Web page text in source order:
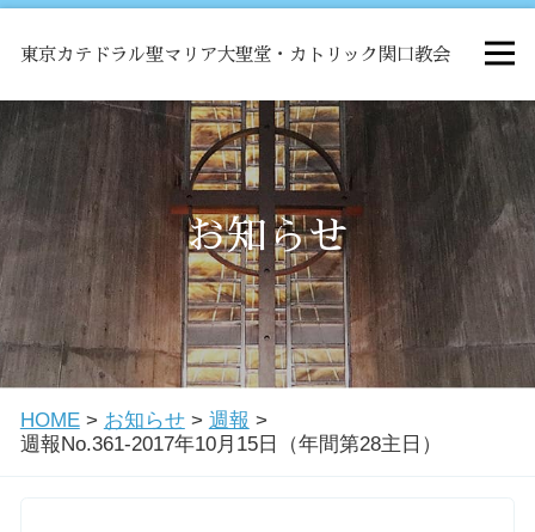
東京カテドラル聖マリア大聖堂・カトリック関口教会
HOME
ミサ
お知らせ
関口教会について
教会学校・中高生会
お知らせ
HOME> お知らせ> 週報 >
週報No.361-2017年10月15日（年間第28主日）